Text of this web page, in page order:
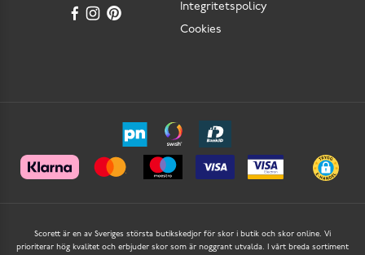
Integritetspolicy
Cookies
Scorett är en av Sveriges största butikskedjor för skor i butik och skor online. Vi
prioriterar hög kvalitet och erbjuder skor som är noggrant utvalda. I vårt breda sortiment